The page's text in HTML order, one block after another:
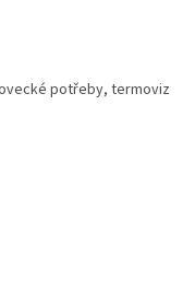
potřeby, termoviz